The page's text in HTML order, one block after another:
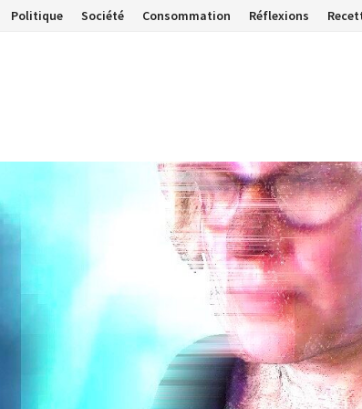
Politique Société Consommation Réflexions